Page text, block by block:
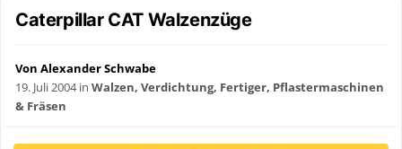
Caterpillar CAT Walzenzüge
Von Alexander Schwabe
19. Juli 2004in Walzen, Verdichtung, Fertiger, Pflastermaschinen
& Fräsen